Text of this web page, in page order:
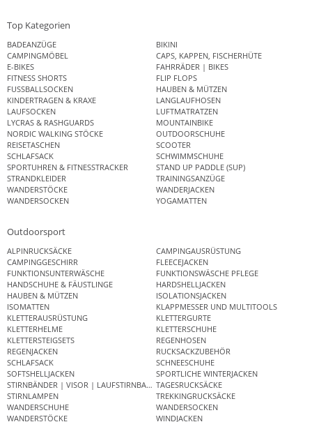
Top Kategorien
BADEANZÜGE
BIKINI
CAMPINGMÖBEL
CAPS, KAPPEN, FISCHERHÜTE
E-BIKES
FAHRRÄDER | BIKES
FITNESS SHORTS
FLIP FLOPS
FUSSBALLSOCKEN
HAUBEN & MÜTZEN
KINDERTRAGEN & KRAXE
LANGLAUFHOSEN
LAUFSOCKEN
LUFTMATRATZEN
LYCRAS & RASHGUARDS
MOUNTAINBIKE
NORDIC WALKING STÖCKE
OUTDOORSCHUHE
REISETASCHEN
SCOOTER
SCHLAFSACK
SCHWIMMSCHUHE
SPORTUHREN & FITNESSTRACKER
STAND UP PADDLE (SUP)
STRANDKLEIDER
TRAININGSANZÜGE
WANDERSTÖCKE
WANDERJACKEN
WANDERSOCKEN
YOGAMATTEN
Outdoorsport
ALPINRUCKSÄCKE
CAMPINGAUSRÜSTUNG
CAMPINGGESCHIRR
FLEECEJACKEN
FUNKTIONSUNTERWÄSCHE
FUNKTIONSWÄSCHE PFLEGE
HANDSCHUHE & FÄUSTLINGE
HARDSHELLJACKEN
HAUBEN & MÜTZEN
ISOLATIONSJACKEN
ISOMATTEN
KLAPPMESSER UND MULTITOOLS
KLETTERAUSRÜSTUNG
KLETTERGURTE
KLETTERHELME
KLETTERSCHUHE
KLETTERSTEIGSETS
REGENHOSEN
REGENJACKEN
RUCKSACKZUBEHÖR
SCHLAFSACK
SCHNEESCHUHE
SOFTSHELLJACKEN
SPORTLICHE WINTERJACKEN
STIRNBÄNDER | VISOR | LAUFSTIRNBANDTAGESRUCKSÄCKE
STIRNLAMPEN
TREKKINGRUCKSÄCKE
WANDERSCHUHE
WANDERSOCKEN
WANDERSTÖCKE
WINDJACKEN